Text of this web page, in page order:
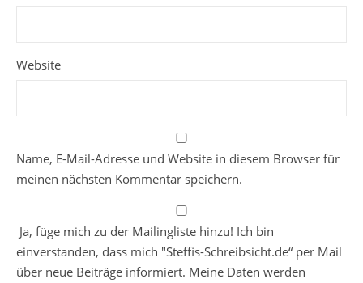
Website
Name, E-Mail-Adresse und Website in diesem Browser für
meinen nächsten Kommentar speichern.
Ja, füge mich zu der Mailingliste hinzu! Ich bin
einverstanden, dass mich "Steffis-Schreibsicht.de“ per Mail
über neue Beiträge informiert. Meine Daten werden